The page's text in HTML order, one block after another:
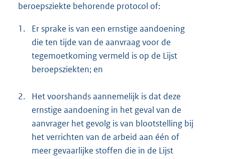
beroepsziekte behorende protocol of:
1.
Er sprake is van een ernstige aandoening
die ten tijde van de aanvraag voor de
tegemoetkoming vermeld is op de Lijst
beroepsziekten; en
2.
Het voorshands aannemelijk is dat deze
ernstige aandoening in het geval van de
aanvrager het gevolg is van blootstelling bij
het verrichten van de arbeid aan één of
meer gevaarlijke stoffen die in de Lijst